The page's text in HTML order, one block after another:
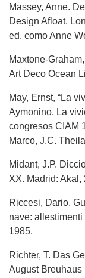
Massey, Anne.
Design Afloat.
ed. como Anne
Maxtone-
Art Deco Ocean
May, Ernst, “La
Aymonino, La
congresos CIAM
Marco, J.C.
Midant, J.P.
XX. Madrid: Akal,
Riccesi, Dario.
nave:
1985.
Richter, T. Das
August Breuhaus